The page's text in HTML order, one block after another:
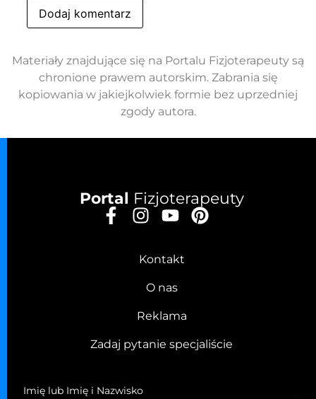
Materiały znajdujące się na Portalu Fizjoterapeuty są
chronione prawem autorskim. Zabrania się
kopiowania w jakiejkolwiek formie bez uprzedniej
zgody autora.
Portal Fizjoterapeuty
Kontakt
O nas
Reklama
Zadaj pytanie specjaliście
Imię lub Imię i Nazwisko